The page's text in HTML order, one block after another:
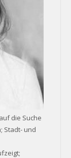
die Suche
Stadt- und